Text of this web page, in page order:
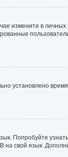
измените в личных
установлено
Попробуйте
на свой язык.